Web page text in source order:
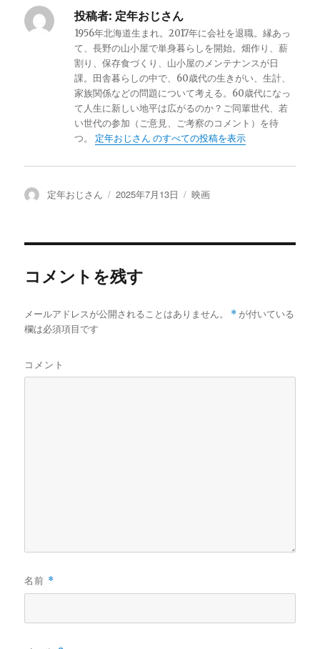
投稿者: 定年おじさん
1956年北海道生まれ。2017年に会社を退職。縁あっ
て、長野の山小屋で単身暮らしを開始。畑作り、薪
割り、保存食づくり、山小屋のメンテナンスが日
課。田舎暮らしの中で、60歳代の生きがい、生計、
家族関係などの問題について考える。60歳代になっ
て人生に新しい地平は広がるのか？ご同輩世代、若
い世代の参加（ご意見、ご考察のコメント）を待
つ。 定年おじさん のすべての投稿を表示
投
定年おじさん
投
2025年7月13日
カ
リ
映画
コメントを残す
メールアドレスが公開されることはありません。 * が付いている
欄は必須項目です
コメント
名前 *